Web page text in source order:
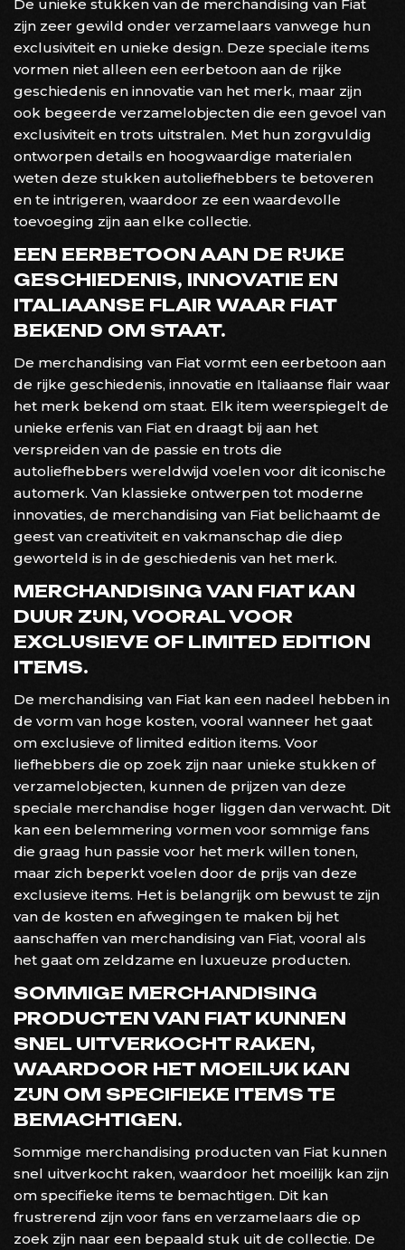
De unieke stukken van de merchandising van Fiat
zijn zeer gewild onder verzamelaars vanwege hun
exclusiviteit en unieke design. Deze speciale items
vormen niet alleen een eerbetoon aan de rijke
geschiedenis en innovatie van het merk, maar zijn
ook begeerde verzamelobjecten die een gevoel van
exclusiviteit en trots uitstralen. Met hun zorgvuldig
ontworpen details en hoogwaardige materialen
weten deze stukken autoliefhebbers te betoveren
en te intrigeren, waardoor ze een waardevolle
toevoeging zijn aan elke collectie.
EEN EERBETOON AAN DE RIJKE
GESCHIEDENIS, INNOVATIE EN
ITALIAANSE FLAIR WAAR FIAT
BEKEND OM STAAT.
De merchandising van Fiat vormt een eerbetoon aan
de rijke geschiedenis, innovatie en Italiaanse flair waar
het merk bekend om staat. Elk item weerspiegelt de
unieke erfenis van Fiat en draagt bij aan het
verspreiden van de passie en trots die
autoliefhebbers wereldwijd voelen voor dit iconische
automerk. Van klassieke ontwerpen tot moderne
innovaties, de merchandising van Fiat belichaamt de
geest van creativiteit en vakmanschap die diep
geworteld is in de geschiedenis van het merk.
MERCHANDISING VAN FIAT KAN
DUUR ZIJN, VOORAL VOOR
EXCLUSIEVE OF LIMITED EDITION
ITEMS.
De merchandising van Fiat kan een nadeel hebben in
de vorm van hoge kosten, vooral wanneer het gaat
om exclusieve of limited edition items. Voor
liefhebbers die op zoek zijn naar unieke stukken of
verzamelobjecten, kunnen de prijzen van deze
speciale merchandise hoger liggen dan verwacht. Dit
kan een belemmering vormen voor sommige fans
die graag hun passie voor het merk willen tonen,
maar zich beperkt voelen door de prijs van deze
exclusieve items. Het is belangrijk om bewust te zijn
van de kosten en afwegingen te maken bij het
aanschaffen van merchandising van Fiat, vooral als
het gaat om zeldzame en luxueuze producten.
SOMMIGE MERCHANDISING
PRODUCTEN VAN FIAT KUNNEN
SNEL UITVERKOCHT RAKEN,
WAARDOOR HET MOEILIJK KAN
ZIJN OM SPECIFIEKE ITEMS TE
BEMACHTIGEN.
Sommige merchandising producten van Fiat kunnen
snel uitverkocht raken, waardoor het moeilijk kan zijn
om specifieke items te bemachtigen. Dit kan
frustrerend zijn voor fans en verzamelaars die op
zoek zijn naar een bepaald stuk uit de collectie. De